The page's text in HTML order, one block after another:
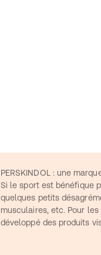
PERSKINDOL : une
Si le sport est bénéfique
quelques petits
musculaires, etc. Pour les
développé des produits